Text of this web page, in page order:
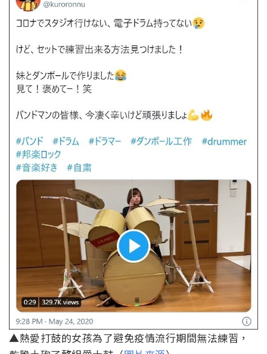
▲熱愛打鼓的女孩為了避免疫情流行期間無法練習，